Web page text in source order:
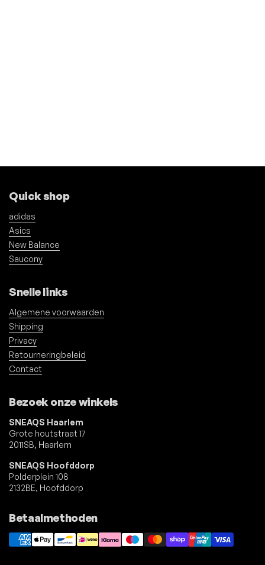
Quick shop
adidas
Asics
New Balance
Saucony
Snelle links
Algemene voorwaarden
Shipping
Privacy
Retourneringbeleid
Contact
Bezoek onze winkels
SNEAQS Haarlem
Grote houtstraat 17
2011SB, Haarlem
SNEAQS Hoofddorp
Polderplein 108
2132BE, Hoofddorp
Betaalmethoden